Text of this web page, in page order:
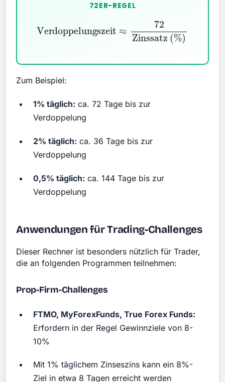
72ER-REGEL
Zinssatz (%)
Zum Beispiel:
1% täglich: ca. 72 Tage bis zur
Verdoppelung
2% täglich: ca. 36 Tage bis zur
Verdoppelung
0,5% täglich: ca. 144 Tage bis zur
Verdoppelung
Anwendungen für Trading-Challenges
Dieser Rechner ist besonders nützlich für Trader,
die an folgenden Programmen teilnehmen:
Prop-Firm-Challenges
FTMO, MyForexFunds, True Forex Funds:
Erfordern in der Regel Gewinnziele von 8-
10%
Mit 1% täglichem Zinseszins kann ein 8%-
Ziel in etwa 8 Tagen erreicht werden